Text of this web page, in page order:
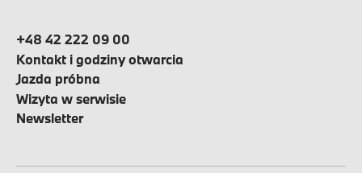
+48 42 222 09 00
Kontakt i godziny otwarcia
Jazda próbna
Wizyta w serwisie
Newsletter